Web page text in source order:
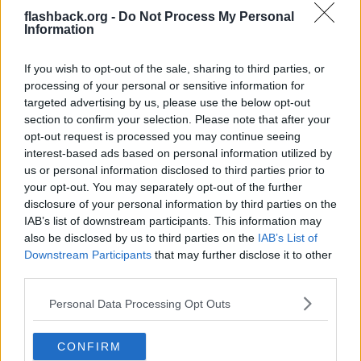
flashback.org - Do Not Process My Personal
Information
If you wish to opt-out of the sale, sharing to third parties, or
processing of your personal or sensitive information for
targeted advertising by us, please use the below opt-out
section to confirm your selection. Please note that after your
opt-out request is processed you may continue seeing
interest-based ads based on personal information utilized by
us or personal information disclosed to third parties prior to
your opt-out. You may separately opt-out of the further
disclosure of your personal information by third parties on the
IAB’s list of downstream participants. This information may
also be disclosed by us to third parties on the IAB’s List of
Downstream Participants that may further disclose it to other
Personal Data Processing Opt Outs
CONFIRM
Samtliga som är miljardärer och har en anställning, helt enkelt 😐
Leta exempel får du göra själv, men jag kan ge dig två enkla i vart
fall, Gerteric Lindquist på Nibe och Torsten Jansson på New Wave.
2026-05-18, 13:06
Hyfsat-Rik
Medlem
Citat:
Ursprungligen postat avtrottwell
Fablernasvärld värld
Är du medveten om att alla kan läsa din posthistorik?
Jag arbetar inte längre då har pengar och tjänar nya på
börsen. "
Månaden innan skriver du: